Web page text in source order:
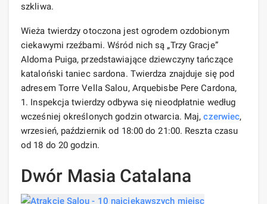
szkliwa.
Wieża twierdzy otoczona jest ogrodem ozdobionym
ciekawymi rzeźbami. Wśród nich są „Trzy Gracje”
Aldoma Puiga, przedstawiające dziewczyny tańczące
kataloński taniec sardona. Twierdza znajduje się pod
adresem Torre Vella Salou, Arquebisbe Pere Cardona,
1. Inspekcja twierdzy odbywa się nieodpłatnie według
wcześniej określonych godzin otwarcia. Maj,czerwiec,
wrzesień, październik od 18:00 do 21:00. Reszta czasu
od 18 do 20 godzin.
Dwór Masia Catalana